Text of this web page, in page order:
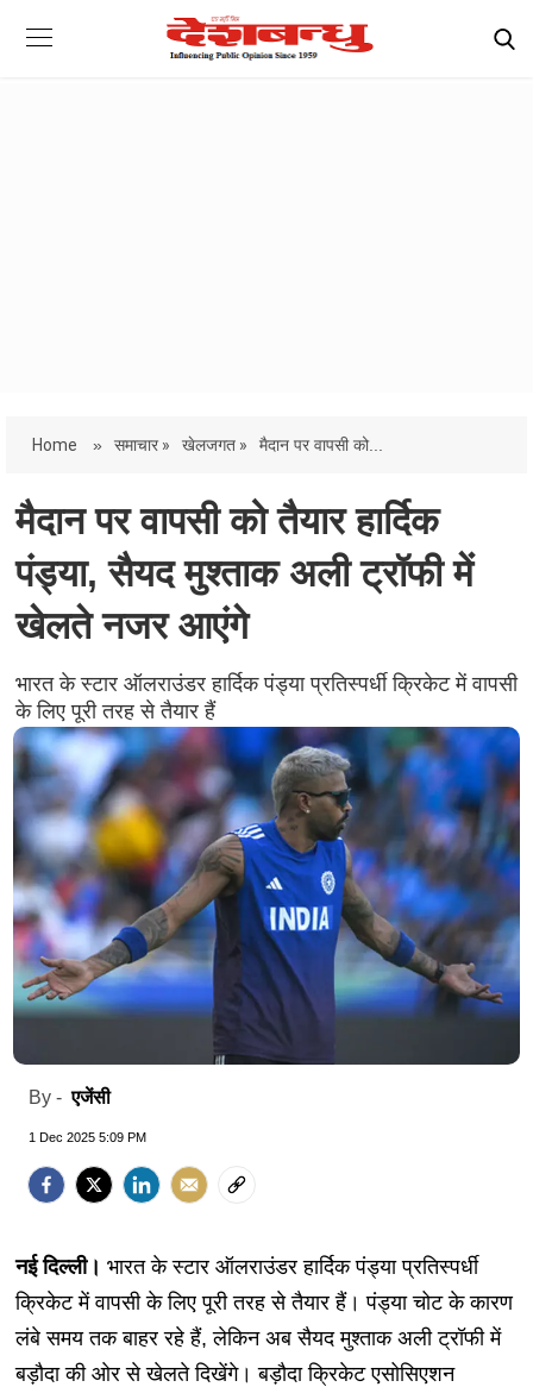
Home » समाचार » खेलजगत » मैदान पर वापसी को...
मैदान पर वापसी को तैयार हार्दिक
पंड्या, सैयद मुश्ताक अली ट्रॉफी में
खेलते नजर आएंगे
भारत के स्टार ऑलराउंडर हार्दिक पंड्या प्रतिस्पर्धी क्रिकेट में वापसी
के लिए पूरी तरह से तैयार हैं
By -एजेंसी
1 Dec 2025 5:09 PM
नई दिल्ली। भारत के स्टार ऑलराउंडर हार्दिक पंड्या प्रतिस्पर्धी
क्रिकेट में वापसी के लिए पूरी तरह से तैयार हैं। पंड्या चोट के कारण
लंबे समय तक बाहर रहे हैं, लेकिन अब सैयद मुश्ताक अली ट्रॉफी में
बड़ौदा की ओर से खेलते दिखेंगे। बड़ौदा क्रिकेट एसोसिएशन